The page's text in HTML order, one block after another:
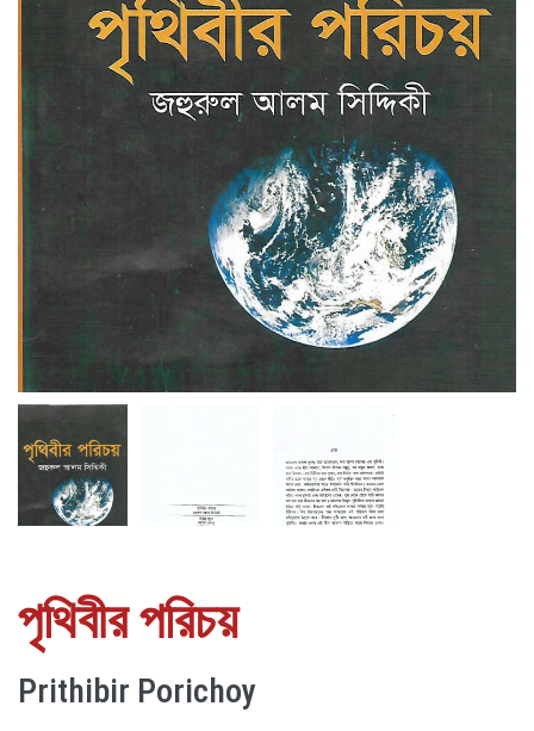
পৃথিবীর পরিচয়
Prithibir Porichoy